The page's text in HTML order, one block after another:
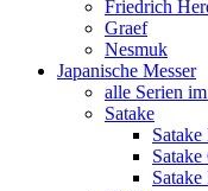
Friedrich
Graef
Nesmuk
Japanische Messer
alle Serien
Satake
Satake
Satake